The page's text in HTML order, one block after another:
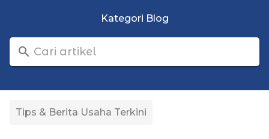
Kategori Blog
Tips & Berita Usaha Terkini